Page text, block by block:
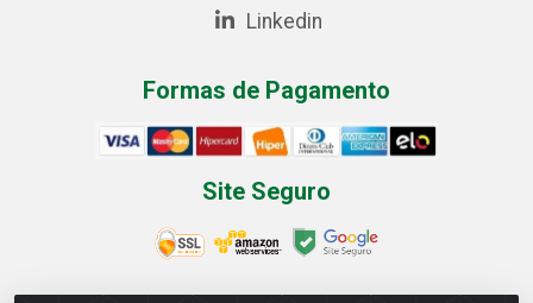
Linkedin
Formas de Pagamento
Site Seguro